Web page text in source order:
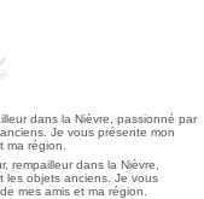
rempailleur dans la Nièvre,
les objets anciens. Je vous
mes amis et ma région.